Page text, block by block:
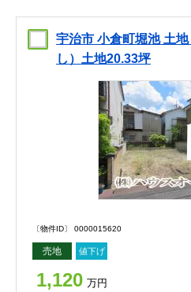
宇治市 小倉町堀池 土
し）土地20.33坪
〔物件ID〕 0000015620
売地 値下げ
1,120 万円